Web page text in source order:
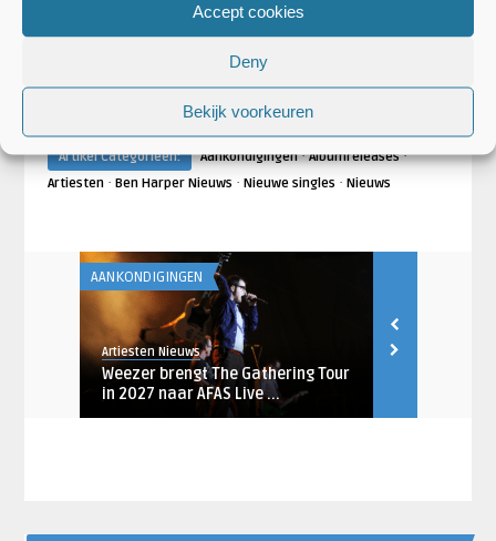
Accept cookies
Deny
Bekijk voorkeuren
no mercy in this land
Artikel Categorieën:
Aankondigingen·Albumreleases·
Artiesten· Ben Harper Nieuws · Nieuwe singles · Nieuws
AANKONDIGINGEN
Artiesten Nieuws
Weezer brengt The Gathering Tour
in 2027 naar AFAS Live ...